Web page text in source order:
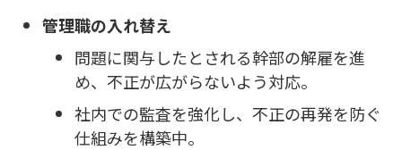
管理職の入れ替え
問題に関与したとされる幹部の解雇を進
め、不正が広がらないよう対応。
社内での監査を強化し、不正の再発を防ぐ
仕組みを構築中。